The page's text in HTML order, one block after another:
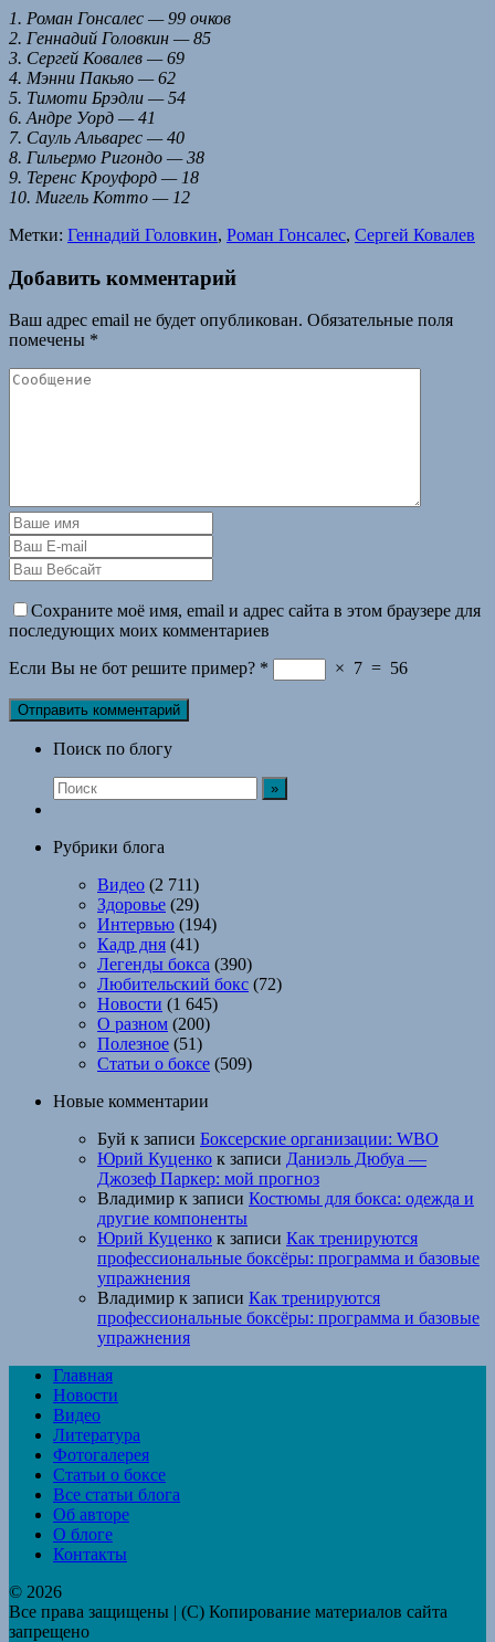
1. Роман Гонсалес — 99 очков
2. Геннадий Головкин — 85
3. Сергей Ковалев — 69
4. Мэнни Пакьяо — 62
5. Тимоти Брэдли — 54
6. Андре Уорд — 41
7. Сауль Альварес — 40
8. Гильермо Ригондо — 38
9. Теренс Кроуфорд — 18
10. Мигель Котто — 12
Метки: Геннадий Головкин, Роман Гонсалес, Сергей Ковалев
Добавить комментарий
Ваш адрес email не будет опубликован. Обязательные поля
помечены *
Сохраните моё имя, email и адрес сайта в этом браузере для
последующих моих комментариев
Если Вы не бот решите пример? * × 7 = 56
Поиск по блогу
Рубрики блога
Видео (2 711)
Здоровье (29)
Интервью (194)
Кадр дня (41)
Легенды бокса (390)
Любительский бокс (72)
Новости (1 645)
О разном (200)
Полезное (51)
Статьи о боксе (509)
Новые комментарии
Буй к записи Боксерские организации: WBO
Юрий Куценко к записи Даниэль Дюбуа —
Джозеф Паркер: мой прогноз
Владимир к записи Костюмы для бокса: одежда и
другие компоненты
Юрий Куценко к записи Как тренируются
профессиональные боксёры: программа и базовые
упражнения
Владимир к записи Как тренируются
профессиональные боксёры: программа и базовые
упражнения
Главная
Новости
Видео
Литература
Фотогалерея
Статьи о боксе
Все статьи блога
Об авторе
О блоге
Контакты
© 2026
Все права защищены | (C) Копирование материалов сайта
запрещено